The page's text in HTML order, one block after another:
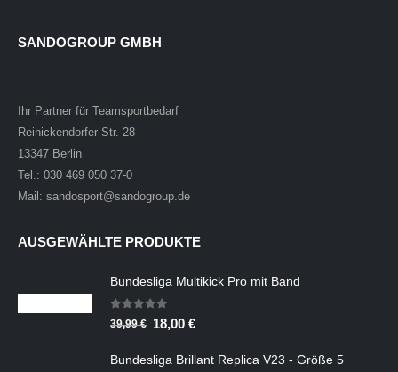
SANDOGROUP GMBH
Ihr Partner für Teamsportbedarf
Reinickendorfer Str. 28
13347 Berlin
Tel.: 030 469 050 37-0
Mail: sandosport@sandogroup.de
AUSGEWÄHLTE PRODUKTE
Bundesliga Multikick Pro mit Band
out of 5
39,99€ Ursprünglicher
war:
18,00 €Aktueller
ist:
Bundesliga Brillant Replica V23 - Größe 5